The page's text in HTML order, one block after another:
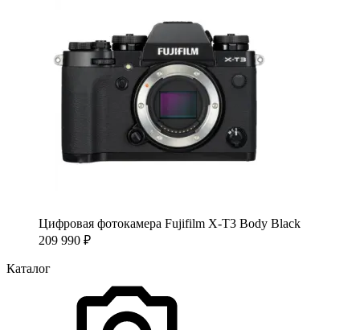
Цифровая фотокамера Fujifilm X-T3 Body Black
209 990 ₽
Каталог